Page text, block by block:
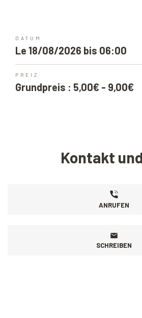
DATUM
Le 18/08/2026 bis 06:00
PREIZ
Grundpreis : 5,00€ - 9,00€
Kontakt
ANRUFEN
SCHREIBEN